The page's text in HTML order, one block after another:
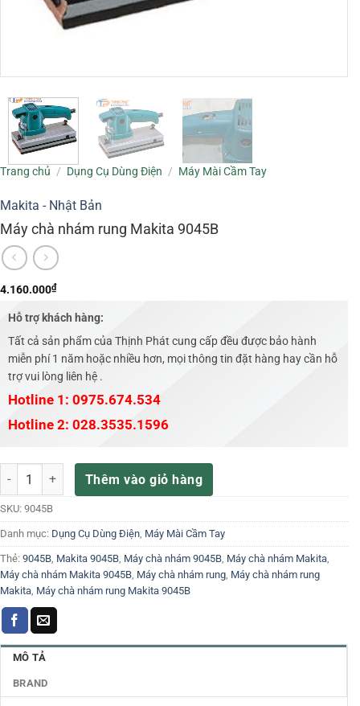
Trang chủ / Dụng Cụ Dùng Điện / Máy Mài Cầm Tay
Makita - Nhật Bản
Máy chà nhám rung Makita 9045B
4.160.000₫
Hỗ trợ khách hàng:
Tất cả sản phẩm của Thịnh Phát cung cấp đều được bảo hành
miễn phí 1 năm hoặc nhiều hơn, mọi thông tin đặt hàng hay cần hỗ
trợ vui lòng liên hệ .
Hotline 1: 0975.674.534
Hotline 2: 028.3535.1596
Máy chà nhám rung Makita 9045B số lượng
Thêm vào giỏ hàng
SKU: 9045B
Danh mục: Dụng Cụ Dùng Điện, Máy Mài Cầm Tay
Thẻ: 9045B, Makita 9045B, Máy chà nhám 9045B, Máy chà nhám Makita,
Máy chà nhám Makita 9045B, Máy chà nhám rung, Máy chà nhám rung
Makita, Máy chà nhám rung Makita 9045B
MÔ TẢ
BRAND